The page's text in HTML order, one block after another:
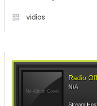
vidios